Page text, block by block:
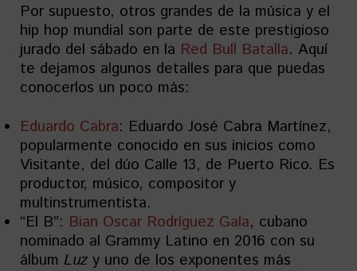
Por supuesto, otros grandes de la música y el
hip hop mundial son parte de este prestigioso
jurado del sábado en la Red Bull Batalla. Aquí
te dejamos algunos detalles para que puedas
conocerlos un poco más:
Eduardo Cabra: Eduardo José Cabra Martínez,
popularmente conocido en sus inicios como
Visitante, del dúo Calle 13, de Puerto Rico. Es
productor, músico, compositor y
multinstrumentista.
“El B”: Bian Oscar Rodríguez Gala, cubano
nominado al Grammy Latino en 2016 con su
álbum Luz y uno de los exponentes más